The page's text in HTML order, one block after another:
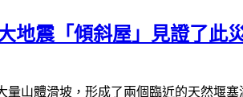
地震「傾斜屋」見證了此
山體滑坡，形成了兩個臨近的天然堰